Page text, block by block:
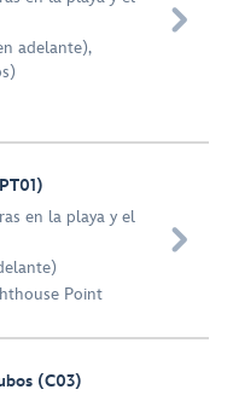
adelante),

en la playa y el
Point

(C03)